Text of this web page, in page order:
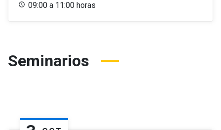
09:00 a 11:00 horas
Seminarios